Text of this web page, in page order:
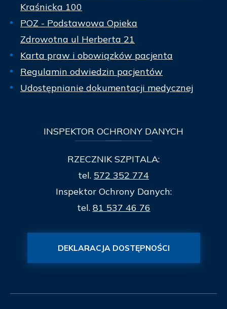
Kraśnicka 100
POZ - Podstawowa Opieka
Zdrowotna ul Herberta 21
Karta praw i obowiązków pacjenta
Regulamin odwiedzin pacjentów
Udostępnianie dokumentacji medycznej
INSPEKTOR OCHRONY DANYCH
RZECZNIK SZPITALA:
tel. 572 352 774
Inspektor Ochrony Danych:
tel. 81 537 46 76
DEKLARACJA DOSTĘPNOŚCI